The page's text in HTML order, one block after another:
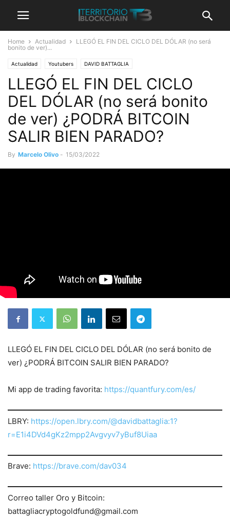
Home Actualidad
LLEGÓ EL FIN DEL CICLO DEL DÓLAR (no será
bonito de ver)...
Actualidad Youtubers DAVID BATTAGLIA
LLEGÓ EL FIN DEL CICLO
DEL DÓLAR (no será bonito
de ver) ¿PODRÁ BITCOIN
SALIR BIEN PARADO?
By Marcelo Olivo - 15/03/2022
LLEGÓ EL FIN DEL CICLO DEL DÓLAR (no será bonito de
ver) ¿PODRÁ BITCOIN SALIR BIEN PARADO?
Mi app de trading favorita: https://quantfury.com/es/
LBRY: https://open.lbry.com/@davidbattaglia:1?
r=E1i4DVd4gKz2mpp2Avgvyv7yBuf8Uiaa
Brave: https://brave.com/dav034
Correo taller Oro y Bitcoin:
battagliacryptogoldfund@gmail.com